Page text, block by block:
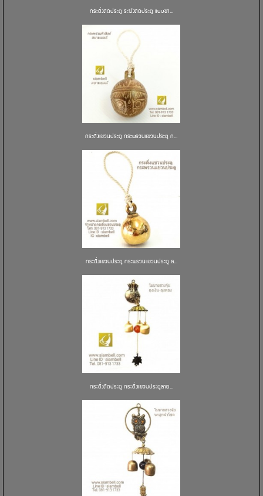
กระดิ่งติดประตู ระฆังติดประตู แบบขา...
กระดิ่งแขวนประตู กระพรวนแขวนประตู ก...
กระดิ่งแขวนประตู กระพรวนแขวนประตู ล...
กระดิ่งติดประตู กระดิ่งแขวนประตูลาย...